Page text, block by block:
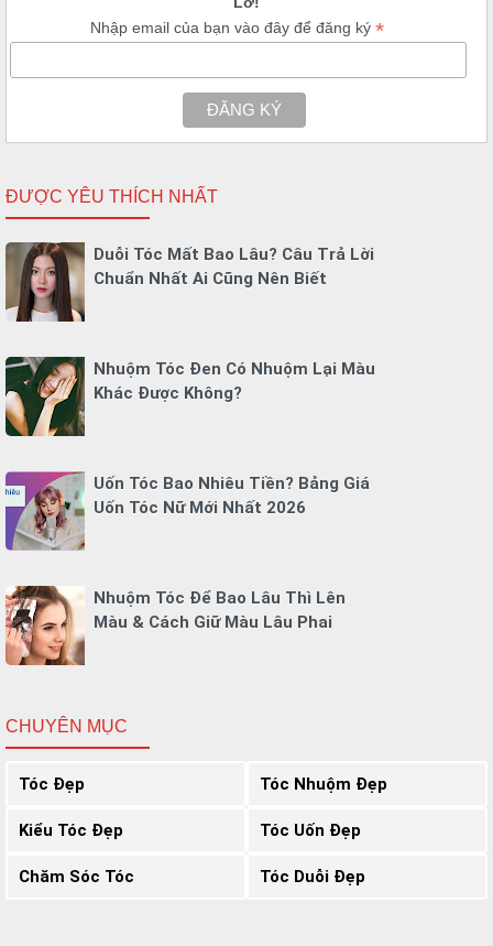
Nhập email của bạn vào đây để đăng ký *
ĐƯỢC YÊU THÍCH NHẤT
Duỗi Tóc Mất Bao Lâu? Câu Trả Lời
Chuẩn Nhất Ai Cũng Nên Biết
Nhuộm Tóc Đen Có Nhuộm Lại Màu
Khác Được Không?
Uốn Tóc Bao Nhiêu Tiền? Bảng Giá
Uốn Tóc Nữ Mới Nhất 2026
Nhuộm Tóc Để Bao Lâu Thì Lên
Màu & Cách Giữ Màu Lâu Phai
CHUYÊN MỤC
Tóc Đẹp Tóc Nhuộm Đẹp
Kiểu Tóc Đẹp Tóc Uốn Đẹp
Chăm Sóc Tóc Tóc Duỗi Đẹp